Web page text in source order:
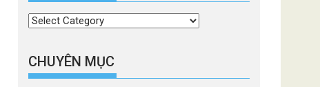
Chọn
mục
CHUYÊN MỤC